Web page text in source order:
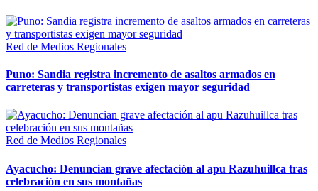
Red de Medios Regionales
Puno: Sandia registra incremento de asaltos armados en
carreteras y transportistas exigen mayor seguridad
Red de Medios Regionales
Ayacucho: Denuncian grave afectación al apu Razuhuillca tras
celebración en sus montañas